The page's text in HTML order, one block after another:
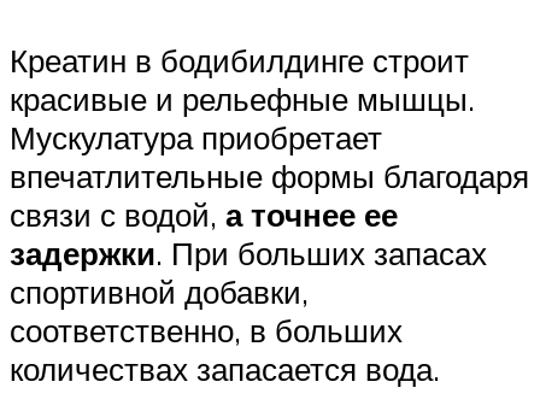
Креатин в бодибилдинге строит
красивые и рельефные мышцы.
Мускулатура приобретает
впечатлительные формы благодаря
связи с водой, а точнее ее
задержки. При больших запасах
спортивной добавки,
соответственно, в больших
количествах запасается вода.